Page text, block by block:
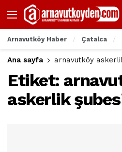
Arnavutköy Haber Çatalca
Ana sayfa arnavutköy
Etiket:
askerlik